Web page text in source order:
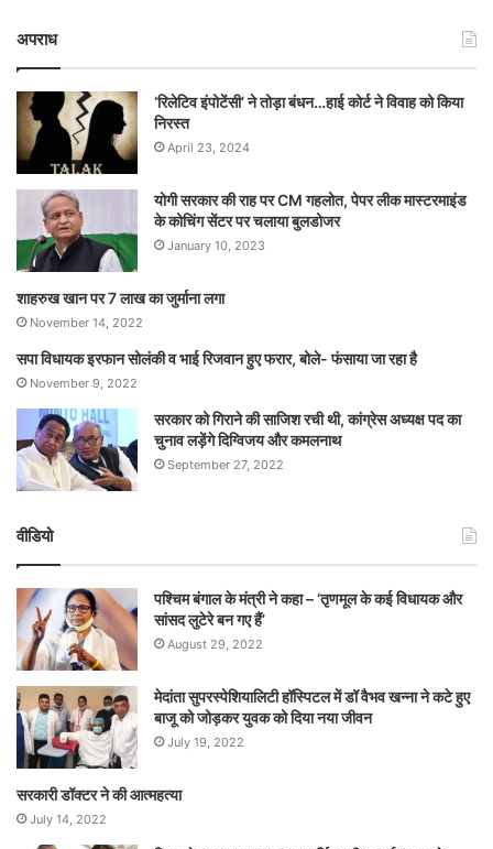
अपराध
‘रिलेटिव इंपोटेंसी’ ने तोड़ा बंधन…हाई कोर्ट ने विवाह को किया
निरस्त
April 23, 2024
योगी सरकार की राह पर CM गहलोत, पेपर लीक मास्टरमाइंड
के कोचिंग सेंटर पर चलाया बुलडोजर
January 10, 2023
शाहरुख खान पर 7 लाख का जुर्माना लगा
November 14, 2022
सपा विधायक इरफान सोलंकी व भाई रिजवान हुए फरार, बोले- फंसाया जा रहा है
November 9, 2022
सरकार को गिराने की साजिश रची थी, कांग्रेस अध्यक्ष पद का
चुनाव लड़ेंगे दिग्विजय और कमलनाथ
September 27, 2022
वीडियो
पश्चिम बंगाल के मंत्री ने कहा – ‘तृणमूल के कई विधायक और
सांसद लुटेरे बन गए हैं’
August 29, 2022
मेदांता सुपरस्पेशियालिटी हॉस्पिटल में डॉ वैभव खन्ना ने कटे हुए
बाजू को जोड़कर युवक को दिया नया जीवन
July 19, 2022
सरकारी डॉक्टर ने की आत्महत्या
July 14, 2022